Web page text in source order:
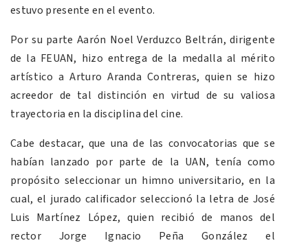
estuvo presente en el evento.
Por su parte Aarón Noel Verduzco Beltrán, dirigente
de la FEUAN, hizo entrega de la medalla al mérito
artístico a Arturo Aranda Contreras, quien se hizo
acreedor de tal distinción en virtud de su valiosa
trayectoria en la disciplina del cine.
Cabe destacar, que una de las convocatorias que se
habían lanzado por parte de la UAN, tenía como
propósito seleccionar un himno universitario, en la
cual, el jurado calificador seleccionó la letra de José
Luis Martínez López, quien recibió de manos del
rector Jorge Ignacio Peña González el